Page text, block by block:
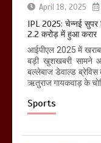
April 18, 2025
IPL 2025: चेन्नई सुपर
2.2 करोड़ में हुआ करार
आईपीएल 2025 में
बड़ी खुशखबरी सामने
बल्लेबाज डेवाल्ड
ऋतुराज गायकवाड़ के
Sports